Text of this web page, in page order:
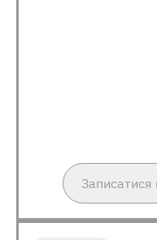
Записатися